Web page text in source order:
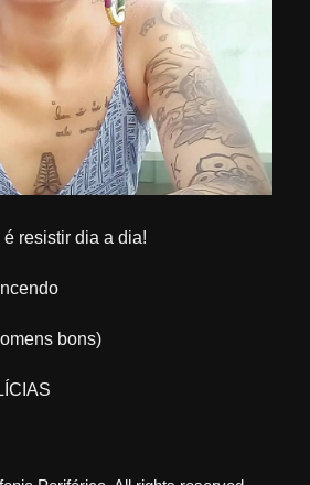
resistir dia a dia!
bons)